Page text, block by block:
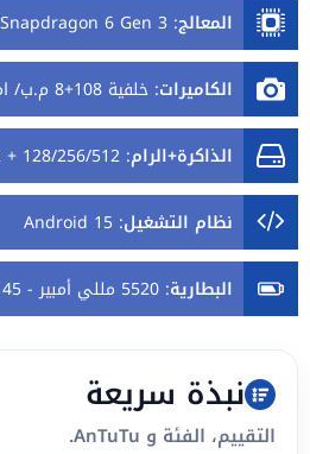
المعالج:
6 Gen 3
الكاميرات: خلفية 108+8 م.ب/ امامية 20 م.ب
الذاكرة+الرام: 128/256/512 + 6/8/12 جيجابايت
نظام التشغيل:
Android 15
البطارية: 5520 مللي أمبير - 45 واط
نبذة سريعة
التقييم، الفئة و AnTuTu.